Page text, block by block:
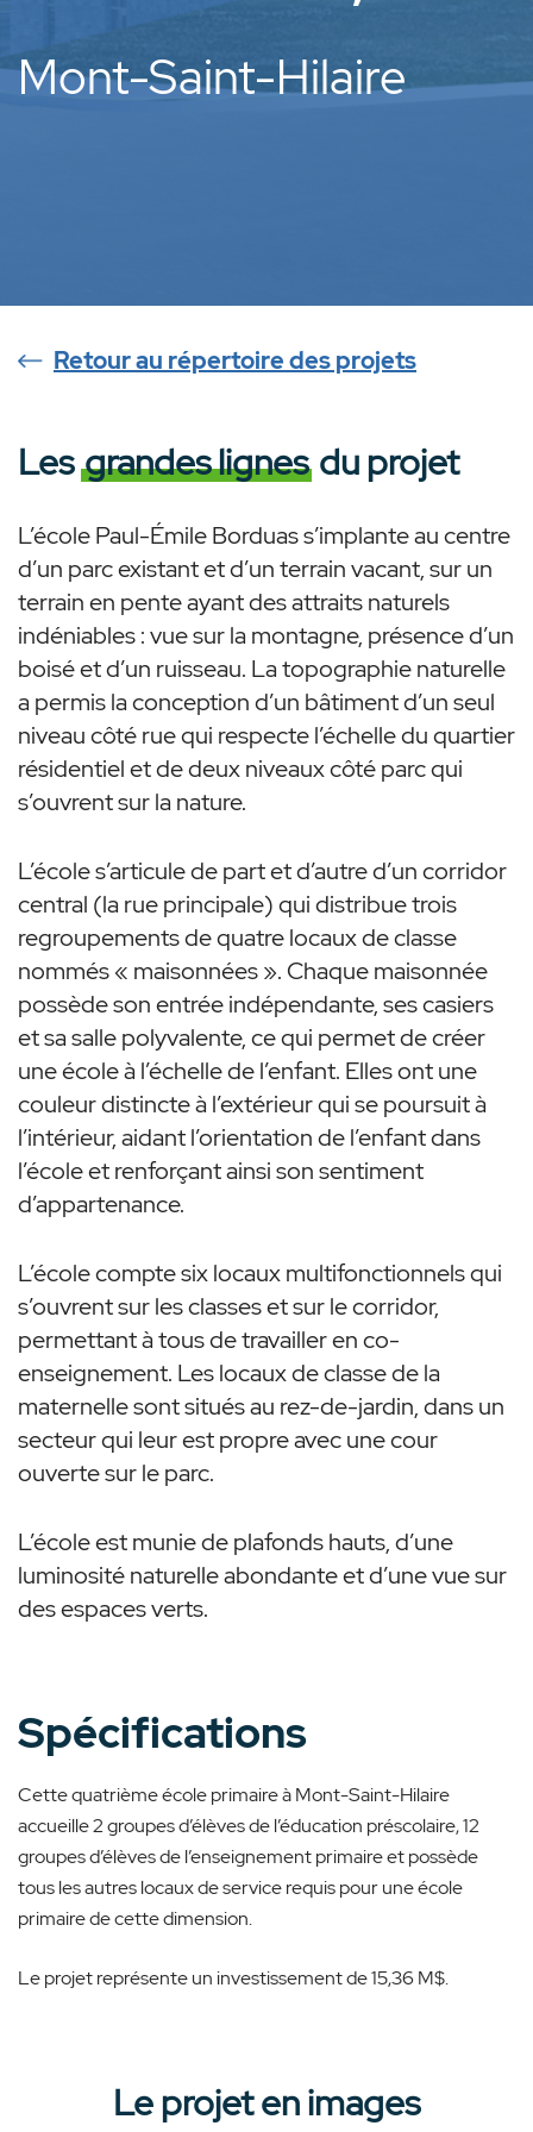
Mont-Saint-Hilaire
Retour au répertoire des projets
Les grandes lignes du projet
L’école Paul-Émile Borduas s’implante au centre
d’un parc existant et d’un terrain vacant, sur un
terrain en pente ayant des attraits naturels
indéniables : vue sur la montagne, présence d’un
boisé et d’un ruisseau. La topographie naturelle
a permis la conception d’un bâtiment d’un seul
niveau côté rue qui respecte l’échelle du quartier
résidentiel et de deux niveaux côté parc qui
s’ouvrent sur la nature.
L’école s’articule de part et d’autre d’un corridor
central (la rue principale) qui distribue trois
regroupements de quatre locaux de classe
nommés « maisonnées ». Chaque maisonnée
possède son entrée indépendante, ses casiers
et sa salle polyvalente, ce qui permet de créer
une école à l’échelle de l’enfant. Elles ont une
couleur distincte à l’extérieur qui se poursuit à
l’intérieur, aidant l’orientation de l’enfant dans
l’école et renforçant ainsi son sentiment
d’appartenance.
L’école compte six locaux multifonctionnels qui
s’ouvrent sur les classes et sur le corridor,
permettant à tous de travailler en co-
enseignement. Les locaux de classe de la
maternelle sont situés au rez-de-jardin, dans un
secteur qui leur est propre avec une cour
ouverte sur le parc.
L’école est munie de plafonds hauts, d’une
luminosité naturelle abondante et d’une vue sur
des espaces verts.
Spécifications
Cette quatrième école primaire à Mont-Saint-Hilaire
accueille 2 groupes d’élèves de l’éducation préscolaire, 12
groupes d’élèves de l’enseignement primaire et possède
tous les autres locaux de service requis pour une école
primaire de cette dimension.
Le projetreprésente un investissementde 15,36 M$.
Le projet en images